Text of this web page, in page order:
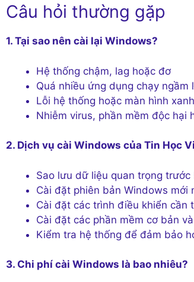
Câu hỏi thường gặp
1. Tại sao nên cài lại Windows?
Hệ thống chậm, lag hoặc đơ
Quá nhiều ứng dụng chạy ngầm
Lỗi hệ thống hoặc màn hình
Nhiễm virus, phần mềm độc hại
2. Dịch vụ cài Windows của Tin Học
Sao lưu dữ liệu quan trọng trước
Cài đặt phiên bản Windows mới
Cài đặt các trình điều khiển cần
Cài đặt các phần mềm cơ bản
Kiểm tra hệ thống để đảm bảo
3. Chi phí cài Windows là bao nhiêu?